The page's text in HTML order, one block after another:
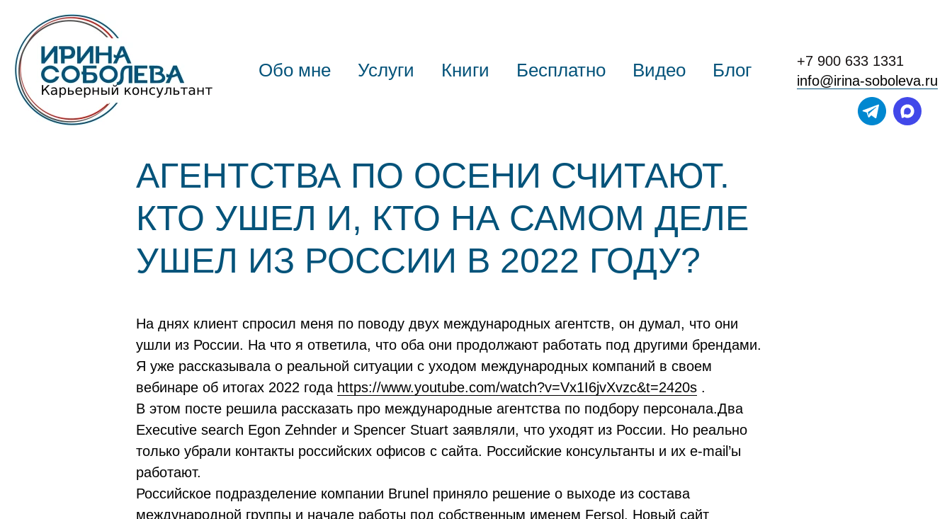
Обо мне Услуги Книги Бесплатно Видео Блог
+7 900 633 1331
info@irina-soboleva.ru
АГЕНТСТВА ПО ОСЕНИ СЧИТАЮТ.
КТО УШЕЛ И, КТО НА САМОМ ДЕЛЕ
УШЕЛ ИЗ РОССИИ В 2022 ГОДУ?
На днях клиент спросил меня по поводу двух международных агентств, он думал, что они
ушли из России. На что я ответила, что оба они продолжают работать под другими брендами.
Я уже рассказывала о реальной ситуации с уходом международных компаний в своем
вебинаре об итогах 2022 года https://www.youtube.com/watch?v=Vx1I6jvXvzc&t=2420s .
В этом посте решила рассказать про международные агентства по подбору персонала.Два
Executive search Egon Zehnder и Spencer Stuart заявляли, что уходят из России. Но реально
только убрали контакты российских офисов с сайта. Российские консультанты и их e-mail’ы
работают.
Российское подразделение компании Brunel приняло решение о выходе из состава
международной группы и начале работы под собственным именем Fersol. Новый сайт